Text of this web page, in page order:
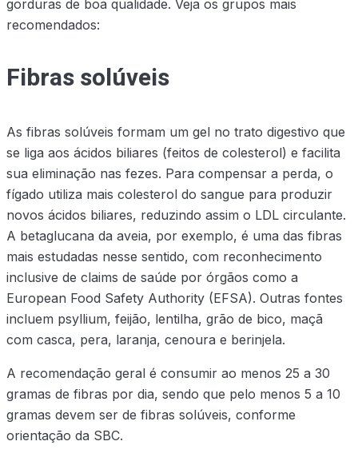
gorduras de boa qualidade. Veja os grupos mais
recomendados:
Fibras solúveis
As fibras solúveis formam um gel no trato digestivo que
se liga aos ácidos biliares (feitos de colesterol) e facilita
sua eliminação nas fezes. Para compensar a perda, o
fígado utiliza mais colesterol do sangue para produzir
novos ácidos biliares, reduzindo assim o LDL circulante.
A betaglucana da aveia, por exemplo, é uma das fibras
mais estudadas nesse sentido, com reconhecimento
inclusive de claims de saúde por órgãos como a
European Food Safety Authority (EFSA). Outras fontes
incluem psyllium, feijão, lentilha, grão de bico, maçã
com casca, pera, laranja, cenoura e berinjela.
A recomendação geral é consumir ao menos 25 a 30
gramas de fibras por dia, sendo que pelo menos 5 a 10
gramas devem ser de fibras solúveis, conforme
orientação da SBC.